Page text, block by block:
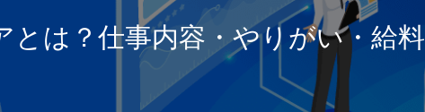
は？仕事内容・やりがい・給料